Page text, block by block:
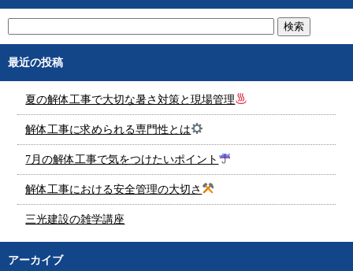
最近の投稿
夏の解体工事で大切な暑さ対策と現場管理
解体工事に求められる専門性とは
7月の解体工事で気をつけたいポイント
解体工事における安全管理の大切さ
三光建設の雑学講座
アーカイブ